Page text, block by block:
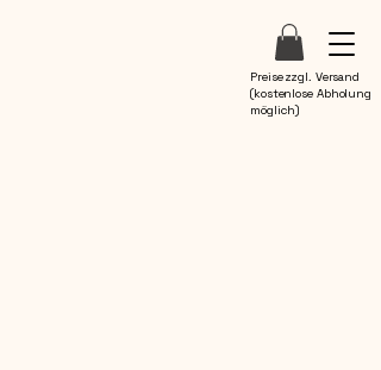
Preise zzgl. Versand
(kostenlose Abholung
möglich)